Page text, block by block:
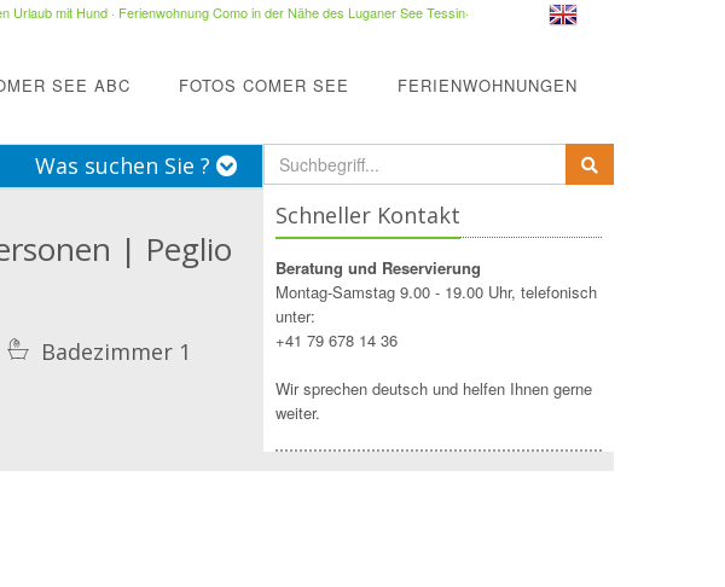
Urlaub mit Hund· Ferienwohnung Como in der Nähe des Luganer See Tessin·
SEE ABC FOTOS COMER SEE FERIENWOHNUNGEN
Was suchen Sie ?
| Peglio
Badezimmer 1
Schneller Kontakt
Beratung und Reservierung
Montag-Samstag 9.00 - 19.00 Uhr, telefonisch
unter:
+41 79 678 14 36
Wir sprechen deutsch und helfen Ihnen gerne
weiter.